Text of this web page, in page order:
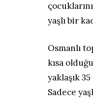
yaşlı bir
Osmanlı
kısa
yaklaşık
Sadece